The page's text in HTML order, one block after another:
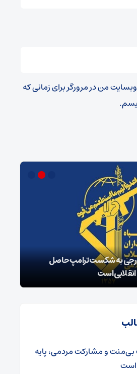
من در مرورگر برای زمانی که
به شکست ترامپ حاصل
است
و مشارکت مردمی، پایه